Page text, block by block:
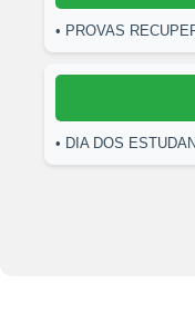
• PROVAS
• DIA DOS